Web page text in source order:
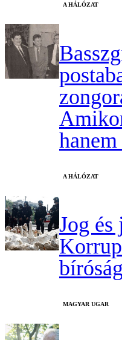
A HÁLÓZAT
A HÁLÓZAT
Jog és
MAGYAR UGAR